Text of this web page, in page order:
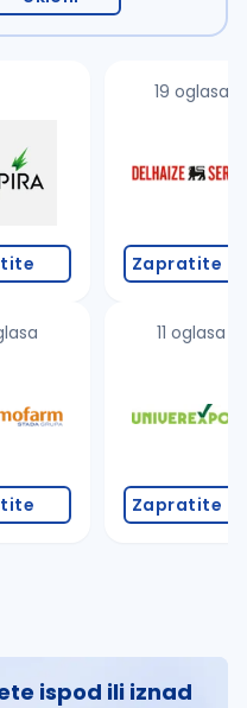
19 oglasa
Zapratite
11 oglasa
Zapratite
ispod ili iznad